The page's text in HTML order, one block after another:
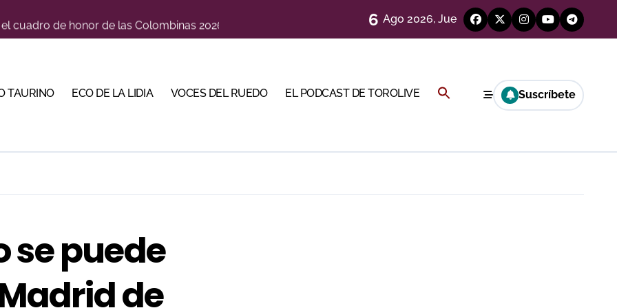
cuadro de honor de las Colombinas 2026
en una feria que vuelve a mirar al futuro
para impulsar la corrida de la Piedad
sobresale en una noche gris en Las Ventas
6 Ago 2026, Jue
TAURINO ECO DE LA LIDIA VOCES DEL RUEDO EL PODCAST DE TOROLIVE Buscar: Suscríbete
se puede
de